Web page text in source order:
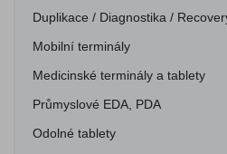
Duplikace / Diagnostika /
Mobilní terminály
Medicinské terminály a tablety
Průmyslové EDA, PDA
Odolné tablety